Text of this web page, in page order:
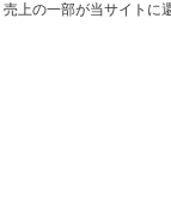
上の一部が当サイトに